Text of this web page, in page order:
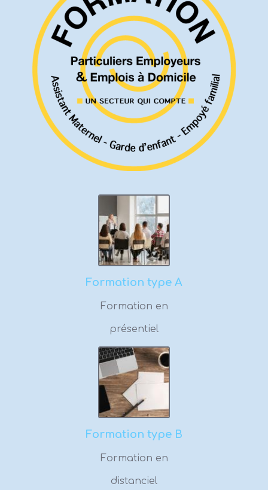
Formation type A
Formation en
présentiel
Formation type B
Formation en
distanciel